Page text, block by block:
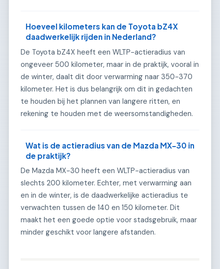
Hoeveel kilometers kan de Toyota bZ4X
daadwerkelijk rijden in Nederland?
De Toyota bZ4X heeft een WLTP-actieradius van
ongeveer 500 kilometer, maar in de praktijk, vooral in
de winter, daalt dit door verwarming naar 350-370
kilometer. Het is dus belangrijk om dit in gedachten
te houden bij het plannen van langere ritten, en
rekening te houden met de weersomstandigheden.
Wat is de actieradius van de Mazda MX-30 in
de praktijk?
De Mazda MX-30 heeft een WLTP-actieradius van
slechts 200 kilometer. Echter, met verwarming aan
en in de winter, is de daadwerkelijke actieradius te
verwachten tussen de 140 en 150 kilometer. Dit
maakt het een goede optie voor stadsgebruik, maar
minder geschikt voor langere afstanden.